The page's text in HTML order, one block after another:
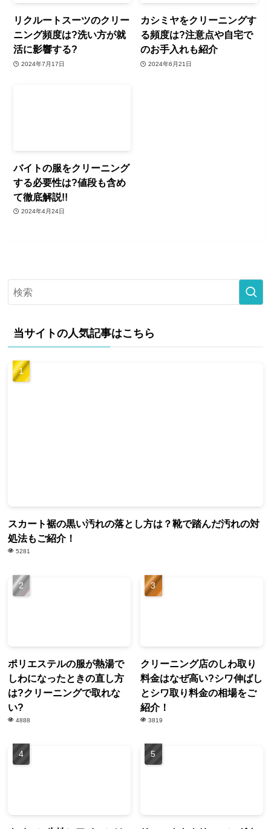
リクルートスーツのクリー
ニング頻度は?洗い方が就
活に影響する?
2024年7月17日
カシミヤをクリーニングす
る頻度は?注意点や自宅で
のお手入れも紹介
2024年6月21日
バイトの服をクリーニング
する必要性は?値段も含め
て徹底解説!!
2024年4月24日
当サイトの人気記事はこちら
スカート裾の黒い汚れの落とし方は？靴で踏んだ汚れの対
処法もご紹介！
5281
ポリエステルの服が熱湯で
しわになったときの直し方
は?クリーニングで取れな
い?
4888
クリーニング店のしわ取り
料金はなぜ高い?シワ伸ばし
とシワ取り料金の相場をご
紹介！
3819